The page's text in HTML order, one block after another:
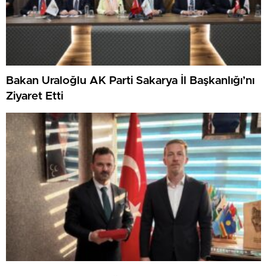
Bakan Uraloğlu AK Parti Sakarya İl Başkanlığı’nı
Ziyaret Etti